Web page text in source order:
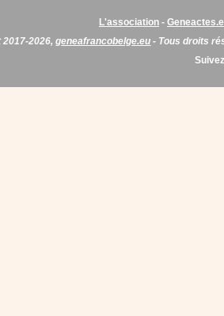
L'association -
2017-2026,geneafrancobelge.eu - Tous droits